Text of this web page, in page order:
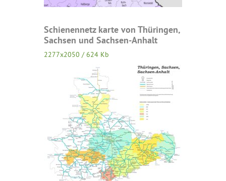
Schienennetz karte von Thüringen,
Sachsen und Sachsen-Anhalt
2277x2050 / 624 Kb